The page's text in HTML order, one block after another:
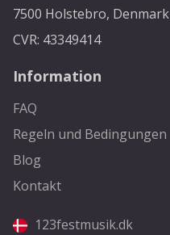
7500 Holstebro, Denmark
CVR: 43349414
Information
FAQ
Regeln und Bedingungen
Blog
Kontakt
123festmusik.dk